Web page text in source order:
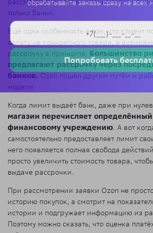
только банки.
Ещё одна особенность в том, что клиент
оплату не конкретного товара, а
рассрочку в принципе. Большинство
предлагают рассрочку через
банков. Ozon пошёл другим путём и
модели.
Когда лимит выдаёт банк, даже при
магазин перечисляет
финансовому учреждению. А вот
самостоятельно предоставляет лимит
него появляется полная свобода
просто увеличить стоимость товара,
выдаче рассрочки.
При рассмотрении заявки Ozon не
историю покупок, а смотрит на
истории и подгружает информацию из
Поэтому можно сказать, что оценка
обрабатывайте заказы сразу на всех
Попробовать